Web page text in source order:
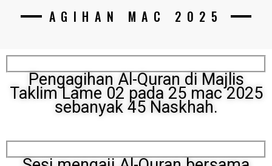
AGIHAN MAC 2025
Pengagihan Al-Quran di Majlis
Taklim Lame 02 pada 25 mac 2025
sebanyak 45 Naskhah.